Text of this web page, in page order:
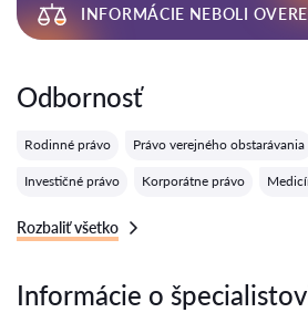
INFORMÁCIE NEBOLI
Odbornosť
Rodinné právo Právo verejného obstarávania
Investičné právo Korporátne právo
Rozbaliť všetko
Informácie o